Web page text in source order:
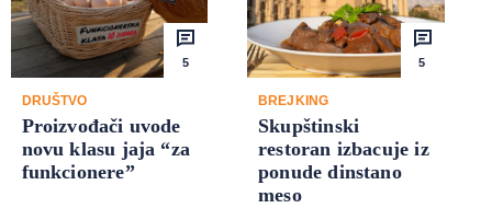
5
DRUŠTVO
Proizvođači uvode
novu klasu jaja “za
funkcionere”
5
BREJKING
Skupštinski
restoran izbacuje iz
ponude dinstano
meso